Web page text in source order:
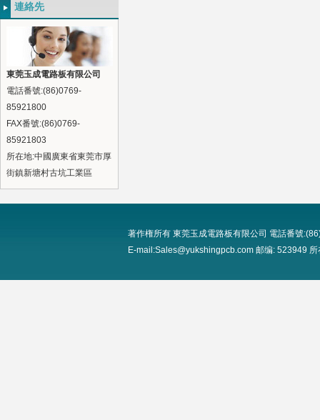
連絡先
東莞玉成電路板有限公司
電話番號:(86)0769-
85921800
FAX番號:(86)0769-
85921803
所在地:中國廣東省東莞市厚
街鎮新塘村古坑工業區
著作権所有 東莞玉成電路板有限公司 電話番號
E-mail:Sales@yukshingpcb.com 邮编: 523949